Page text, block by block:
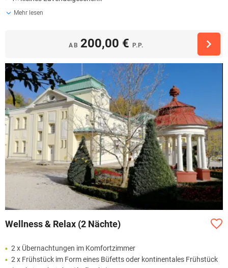
Mehr lesen
AB 200,00 € P.P.
Wellness & Relax (2 Nächte)
2 x Übernachtungen im Komfortzimmer
2 x Frühstück im Form eines Büfetts oder kontinentales Frühstück